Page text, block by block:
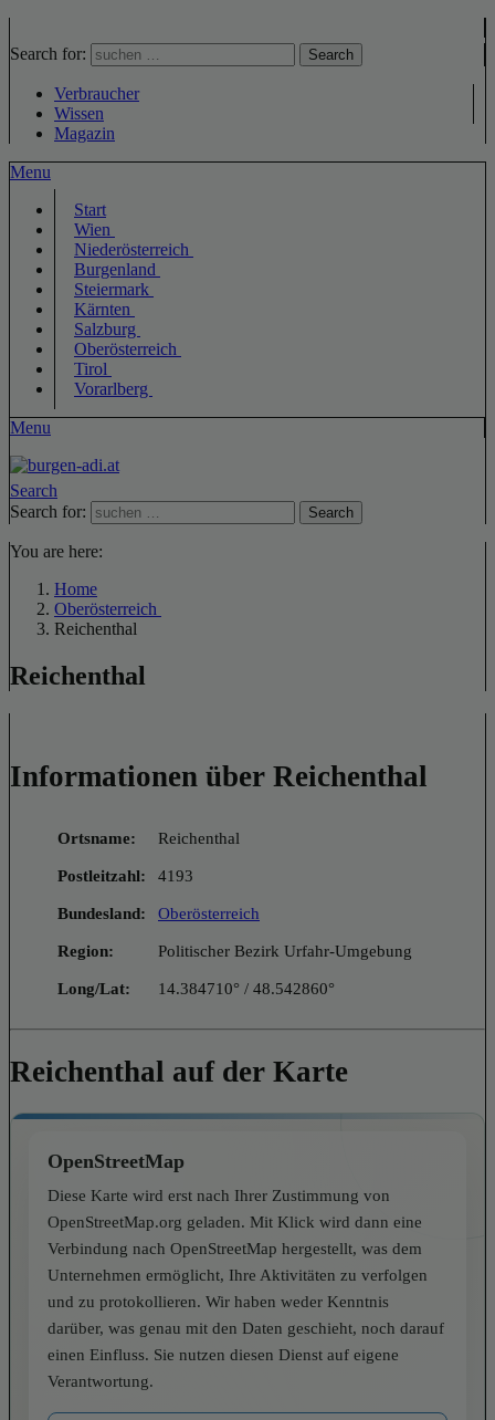
Search for: Search
Verbraucher
Wissen
Magazin
Menu
Start
Wien
Niederösterreich
Burgenland
Steiermark
Kärnten
Salzburg
Oberösterreich
Tirol
Vorarlberg
Menu
Search
Search for:
Search
You are here:
Home
Oberösterreich
Reichenthal
Reichenthal
Informationen über Reichenthal
Ortsname: Reichenthal
Postleitzahl: 4193
Bundesland: Oberösterreich
Region: Politischer Bezirk Urfahr-Umgebung
Long/Lat: 14.384710° / 48.542860°
Reichenthal auf der Karte
OpenStreetMap
Diese Karte wird erst nach Ihrer Zustimmung von
OpenStreetMap.org geladen. Mit Klick wird dann eine
Verbindung nach OpenStreetMap hergestellt, was dem
Unternehmen ermöglicht, Ihre Aktivitäten zu verfolgen
und zu protokollieren. Wir haben weder Kenntnis
darüber, was genau mit den Daten geschieht, noch darauf
einen Einfluss. Sie nutzen diesen Dienst auf eigene
Verantwortung.